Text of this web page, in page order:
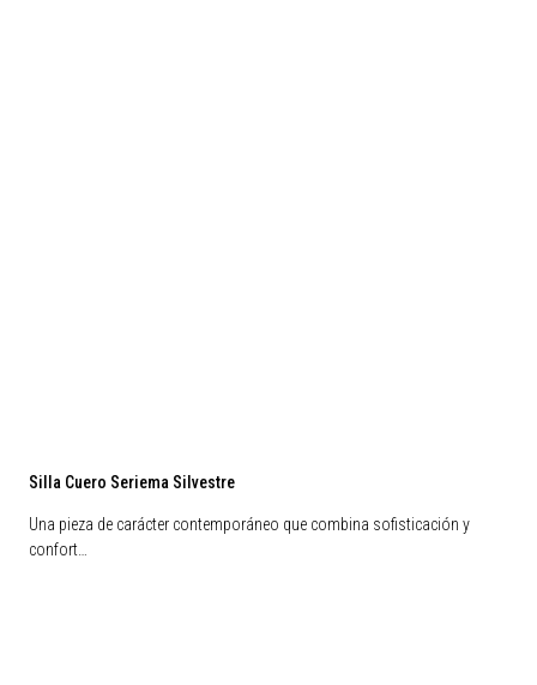
Silla Cuero Seriema Silvestre
Una pieza de carácter contemporáneo que combina sofisticación y
confort…